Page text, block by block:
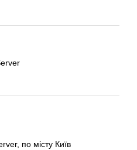
по місту Київ